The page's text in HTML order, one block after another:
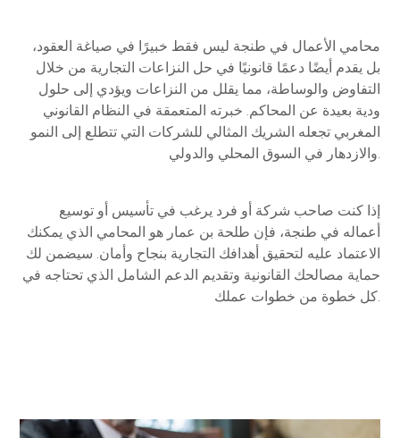
محامي الأعمال في طنجة ليس فقط خبيرًا في صياغة العقود،
بل يقدم أيضًا دعمًا قانونيًا في حل النزاعات التجارية من خلال
التفاوض والوساطة، مما يقلل من النزاعات ويؤدي إلى حلول
ودية بعيدة عن المحاكم. خبرته المتعمقة في النظام القانوني
المغربي تجعله الشريك المثالي للشركات التي تتطلع إلى النمو
والازدهار في السوق المحلي والدولي.
إذا كنت صاحب شركة أو فرد يرغب في تأسيس أو توسيع
أعماله في طنجة، فإن طلحة بن عمار هو المحامي الذي يمكنك
الاعتماد عليه لتحقيق أهدافك التجارية بنجاح وأمان. سيضمن لك
حماية مصالحك القانونية وتقديم الدعم الشامل الذي تحتاجه في
كل خطوة من خطوات عملك.